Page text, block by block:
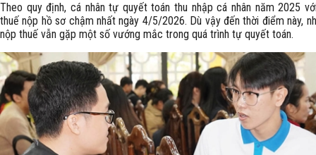
Theo quy định, cá nhân tự quyết toán thu nhập cá nhân năm 2025
thuế nộp hồ sơ chậm nhất ngày 4/5/2026. Dù vậy đến thời điểm này,
nộp thuế vẫn gặp một số vướng mắc trong quá trình tự quyết toán.